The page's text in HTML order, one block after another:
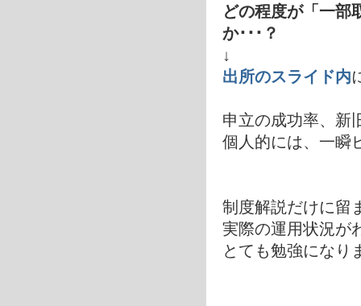
どの程度が「一部
か･･･？
↓
出所のスライド内
申立の成功率、新
個人的には、一瞬
制度解説だけに留
実際の運用状況が
とても勉強になり